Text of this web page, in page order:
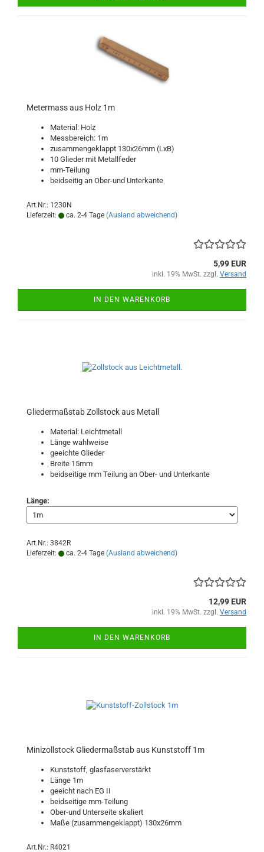
Metermass aus Holz 1m
Material: Holz
Messbereich: 1m
zusammengeklappt 130x26mm (LxB)
10 Glieder mit Metallfeder
mm-Teilung
beidseitig an Ober-und Unterkante
Art.Nr.: 1230N
Lieferzeit:
ca. 2-4 Tage (Ausland abweichend)
5,99 EUR
inkl. 19% MwSt. zzgl. Versand
IN DEN WARENKORB
Gliedermaßstab Zollstock aus Metall
Material: Leichtmetall
Länge wahlweise
geeichte Glieder
Breite 15mm
beidseitige mm Teilung an Ober- und Unterkante
Länge:
Art.Nr.: 3842R
Lieferzeit:
ca. 2-4 Tage (Ausland abweichend)
12,99 EUR
inkl. 19% MwSt. zzgl. Versand
IN DEN WARENKORB
Minizollstock Gliedermaßstab aus Kunststoff 1m
Kunststoff, glasfaserverstärkt
Länge 1m
geeicht nach EG II
beidseitige mm-Teilung
Ober-und Unterseite skaliert
Maße (zusammengeklappt) 130x26mm
Art.Nr.: R4021